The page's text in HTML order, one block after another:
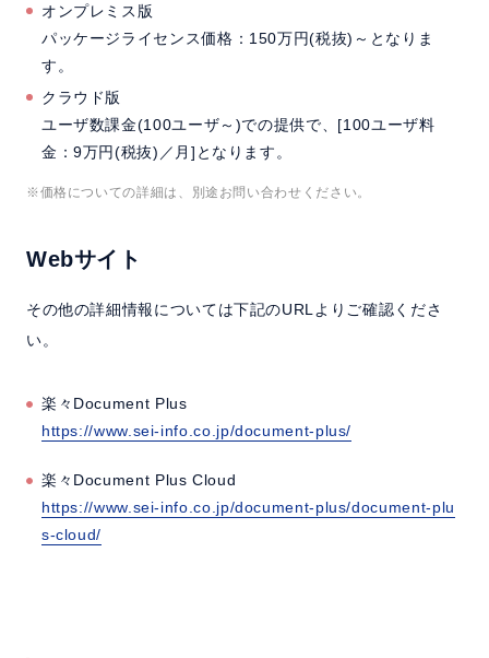
オンプレミス版
パッケージライセンス価格：150万円(税抜)～となりま
す。
クラウド版
ユーザ数課金(100ユーザ～)での提供で、[100ユーザ料
金：9万円(税抜)／月]となります。
※価格についての詳細は、別途お問い合わせください。
Webサイト
その他の詳細情報については下記のURLよりご確認くださ
い。
楽々Document Plus
https://www.sei-info.co.jp/document-plus/
楽々Document Plus Cloud
https://www.sei-info.co.jp/document-plus/document-plu
s-cloud/